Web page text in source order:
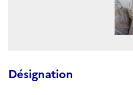
Désignation